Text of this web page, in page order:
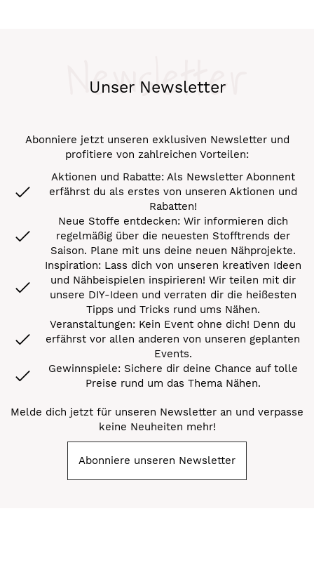
Unser Newsletter
Newsletter
Abonniere jetzt unseren exklusiven Newsletter und
profitiere von zahlreichen Vorteilen:
Aktionen und Rabatte: Als Newsletter Abonnent
erfährst du als erstes von unseren Aktionen und
Rabatten!
Neue Stoffe entdecken: Wir informieren dich
regelmäßig über die neuesten Stofftrends der
Saison. Plane mit uns deine neuen Nähprojekte.
Inspiration: Lass dich von unseren kreativen Ideen
und Nähbeispielen inspirieren! Wir teilen mit dir
unsere DIY-Ideen und verraten dir die heißesten
Tipps und Tricks rund ums Nähen.
Veranstaltungen: Kein Event ohne dich! Denn du
erfährst vor allen anderen von unseren geplanten
Events.
Gewinnspiele: Sichere dir deine Chance auf tolle
Preise rund um das Thema Nähen.
Melde dich jetzt für unseren Newsletter an und verpasse
keine Neuheiten mehr!
Abonniere unseren Newsletter